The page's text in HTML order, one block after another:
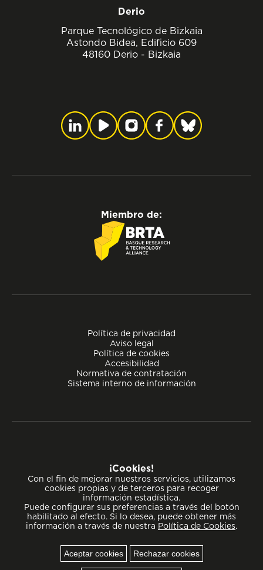
Derio
Parque Tecnológico de Bizkaia
Astondo Bidea, Edificio 609
48160 Derio - Bizkaia
Política de privacidad
Aviso legal
Política de cookies
Accesibilidad
Normativa de contratación
Sistema interno de información
Miembro de:
Compromiso de excelencia
¡Cookies!
Con el fin de mejorar nuestros servicios, utilizamos
cookies propias y de terceros para recoger
información estadística.
Puede configurar sus preferencias a través del botón
habilitado al efecto. Si lo desea, puede obtener más
información a través de nuestra Política de Cookies.
Aceptar cookies Rechazar cookies